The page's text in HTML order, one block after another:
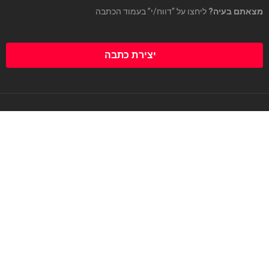
מצאתם בעיה? ליחצו על “דווח/י” בעמוד הכתבה
יצירת כתבה